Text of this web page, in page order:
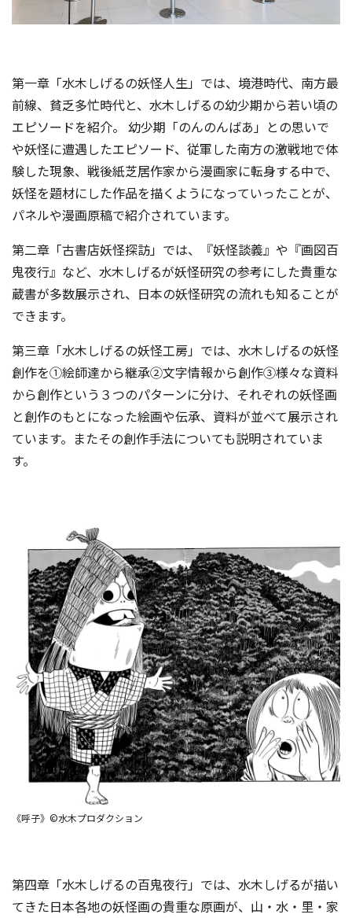
第一章「水木しげるの妖怪人生」では、境港時代、南方最
前線、貧乏多忙時代と、水木しげるの幼少期から若い頃の
エピソードを紹介。 幼少期「のんのんばあ」との思いで
や妖怪に遭遇したエピソード、従軍した南方の激戦地で体
験した現象、戦後紙芝居作家から漫画家に転身する中で、
妖怪を題材にした作品を描くようになっていったことが、
パネルや漫画原稿で紹介されています。
第二章「古書店妖怪探訪」では、『妖怪談義』や『画図百
鬼夜行』など、水木しげるが妖怪研究の参考にした貴重な
蔵書が多数展示され、日本の妖怪研究の流れも知ることが
できます。
第三章「水木しげるの妖怪工房」では、水木しげるの妖怪
創作を①絵師達から継承②文字情報から創作③様々な資料
から創作という３つのパターンに分け、それぞれの妖怪画
と創作のもとになった絵画や伝承、資料が並べて展示され
ています。またその創作手法についても説明されていま
す。
《呼子》©水木プロダクション
第四章「水木しげるの百鬼夜行」では、水木しげるが描い
てきた日本各地の妖怪画の貴重な原画が、山・水・里・家